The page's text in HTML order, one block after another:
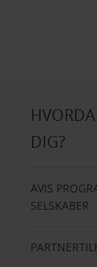
DIG?
AVIS
SELSKABER